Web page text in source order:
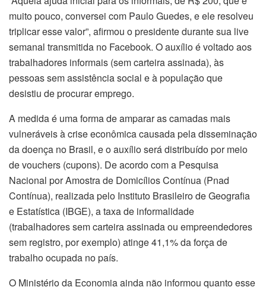
muito pouco, conversei com Paulo Guedes, e ele resolveu
triplicar esse valor”, afirmou o presidente durante sua live
semanal transmitida no Facebook. O auxílio é voltado aos
trabalhadores informais (sem carteira assinada), às
pessoas sem assistência social e à população que
desistiu de procurar emprego.
A medida é uma forma de amparar as camadas mais
vulneráveis à crise econômica causada pela disseminação
da doença no Brasil, e o auxílio será distribuído por meio
de vouchers (cupons). De acordo com a Pesquisa
Nacional por Amostra de Domicílios Contínua (Pnad
Contínua), realizada pelo Instituto Brasileiro de Geografia
e Estatística (IBGE), a taxa de informalidade
(trabalhadores sem carteira assinada ou empreendedores
sem registro, por exemplo) atinge 41,1% da força de
trabalho ocupada no país.
O Ministério da Economia ainda não informou quanto esse